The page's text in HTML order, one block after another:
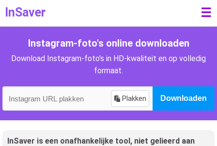
InSaver ☰
Instagram-foto's online downloaden
Download Instagram-foto's in HD-kwaliteit en op volledig
formaat.
Plakken Downloaden
InSaver is een onafhankelijke tool, niet gelieerd aan